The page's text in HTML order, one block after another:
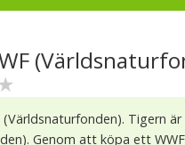
(Världsnaturfonden). Tigern
Genom att köpa ett